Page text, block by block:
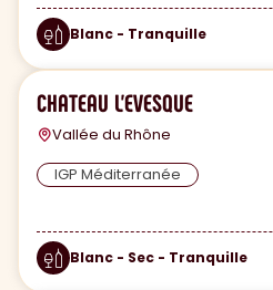
Blanc - Tranquille
CHATEAU L'EVESQUE
Vallée du Rhône
IGP Méditerranée
Blanc - Sec - Tranquille